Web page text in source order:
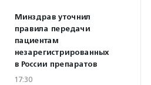
Минздрав уточнил
правила передачи
пациентам
незарегистрированных
в России препаратов
17:30